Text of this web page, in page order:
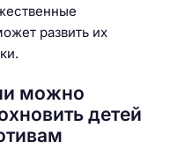
развить их
можно
детей